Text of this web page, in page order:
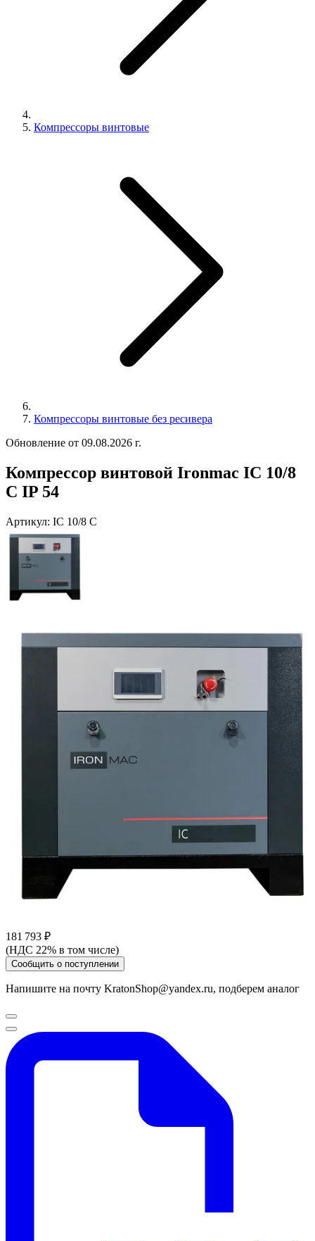
Компрессоры винтовые
Компрессоры винтовые без ресивера
Обновление от 09.08.2026 г.
Компрессор винтовой Ironmac IC 10/8
C IP 54
Артикул: IC 10/8 C
181 793 ₽
(НДС 22% в том числе)
Сообщить о поступлении
Напишите на почту KratonShop@yandex.ru, подберем аналог